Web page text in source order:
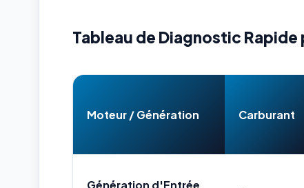
Tableau de Diagnostic
Moteur / Génération Carburant
Génération d'Entrée